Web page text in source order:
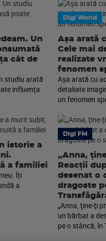
Un
cât de
studiu arată
influența
Digi World
Așa arată
Cele mai
realizate
fenomen
Așa arată cu
detaliate
un fenomen
istorie a
a familiei
Îți
a
Digi FM
„Anna,
Reacţii
desenat o
dragoste
„Anna, ţine-ţi
un bărbat a
pe o stâncă,